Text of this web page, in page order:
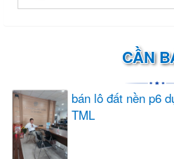
CẦN
bán lô đất nền p6
TML